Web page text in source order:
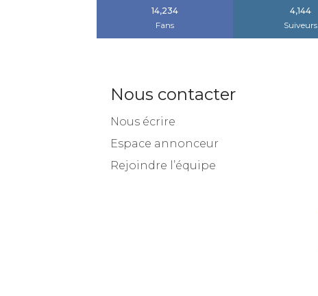
14,234
Fans
4,144
Suiveurs
Nous contacter
Nous écrire
Espace annonceur
Rejoindre l’équipe